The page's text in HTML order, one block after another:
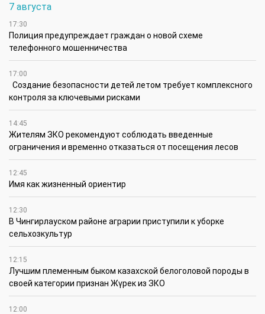
7 августа
17:30
Полиция предупреждает граждан о новой схеме
телефонного мошенничества
17:00
Создание безопасности детей летом требует комплексного
контроля за ключевыми рисками
14:45
Жителям ЗКО рекомендуют соблюдать введенные
ограничения и временно отказаться от посещения лесов
12:45
Имя как жизненный ориентир
12:30
В Чингирлауском районе аграрии приступили к уборке
сельхозкультур
12:15
Лучшим племенным быком казахской белоголовой породы в
своей категории признан Жүрек из ЗКО
12:00